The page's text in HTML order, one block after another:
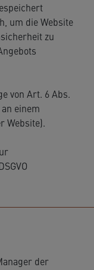
um die Website
zu
von Art. 6 Abs.
einem
Website).
der